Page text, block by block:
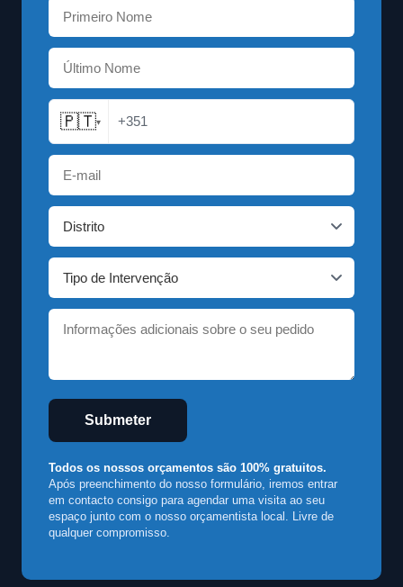
🇵🇹▾ +351
Submeter
Todos os nossos orçamentos são 100% gratuitos.
Após preenchimento do nosso formulário, iremos entrar
em contacto consigo para agendar uma visita ao seu
espaço junto com o nosso orçamentista local. Livre de
qualquer compromisso.